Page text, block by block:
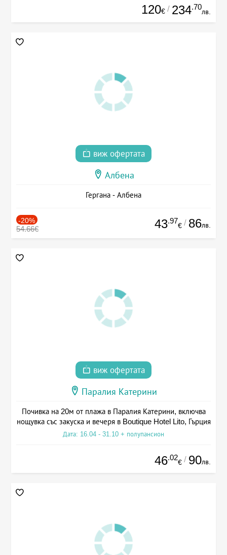
120€ / 234.70
лв.
виж офертата
Албена
Гергана - Албена
-20%
54.66€ 43.97
€ / 86лв.
виж офертата
Паралия Катерини
Почивка на 20м от плажа в Паралия Катерини, включва
нощувка със закуска и вечеря в Boutique Hotel Lito, Гърция
Дата: 16.04 - 31.10 + полупансион
46.02
€ / 90лв.